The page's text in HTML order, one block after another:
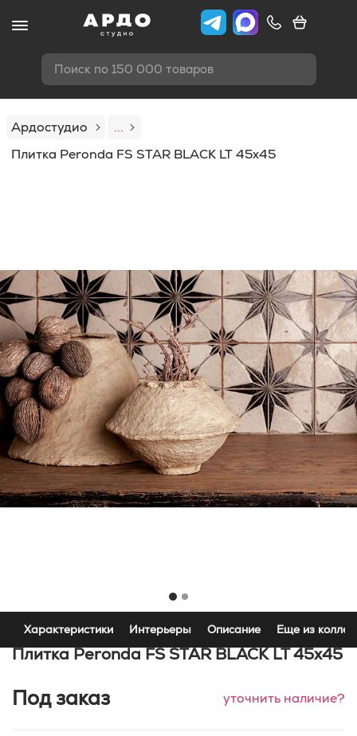
Поиск по 150 000 товаров
Ардостудио
...
Плитка Peronda FS STAR BLACK LT 45x45
Характеристики Интерьеры Описание Еще из
Плитка Peronda FS STAR BLACK LT 45x45
Под заказ уточнить наличие?